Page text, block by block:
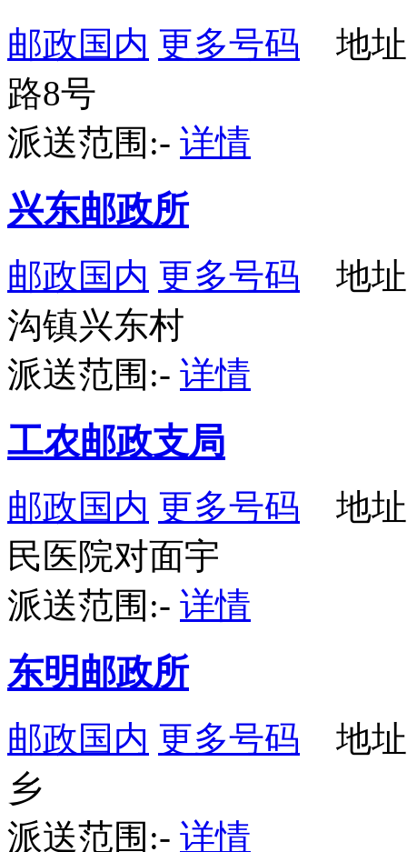
邮政国内 更多号码 地址
路8号
派送范围:- 详情
兴东邮政所
邮政国内 更多号码 地址
沟镇兴东村
派送范围:- 详情
工农邮政支局
邮政国内 更多号码 地址
民医院对面宇
派送范围:- 详情
东明邮政所
邮政国内 更多号码 地址
乡
派送范围:- 详情